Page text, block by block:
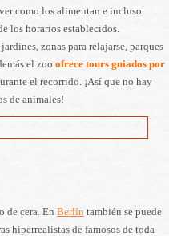
como los alimentan e incluso
los horarios establecidos.
zonas para relajarse, parques
el zoo ofrece tours guiados por
el recorrido. ¡Así que no hay
de animales!
de cera. En Berlín también se puede
hiperrealistas de famosos de toda